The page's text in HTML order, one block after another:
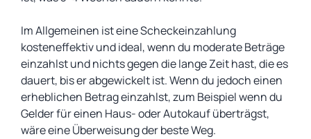
Im Allgemeinen ist eine Scheckeinzahlung
kosteneffektiv und ideal, wenn du moderate Beträge
einzahlst und nichts gegen die lange Zeit hast, die es
dauert, bis er abgewickelt ist. Wenn du jedoch einen
erheblichen Betrag einzahlst, zum Beispiel wenn du
Gelder für einen Haus- oder Autokauf überträgst,
wäre eine Überweisung der beste Weg.